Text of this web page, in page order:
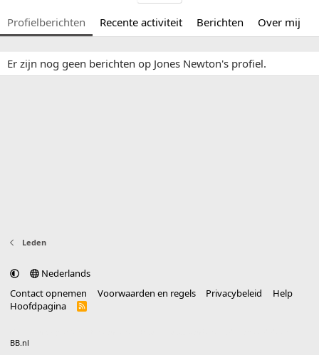
Profielberichten Recente activiteit Berichten Over mij
Er zijn nog geen berichten op Jones Newton's profiel.
Leden
Nederlands
Contact opnemen
Voorwaarden en regels Privacybeleid
Help
Hoofdpagina
R
BB.nl